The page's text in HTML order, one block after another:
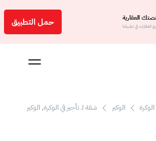
العقارية
في تطبيقنا حمل التطبيق
الوكرة الوكير شقة لـ تأجير في الوكرة, الوكير